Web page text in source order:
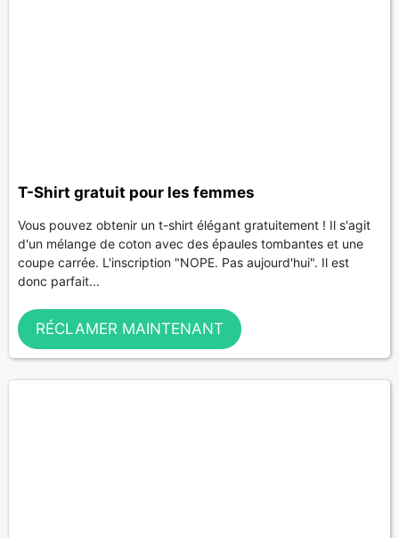
T-Shirt gratuit pour les femmes
Vous pouvez obtenir un t-shirt élégant gratuitement ! Il s'agit
d'un mélange de coton avec des épaules tombantes et une
coupe carrée. L'inscription "NOPE. Pas aujourd'hui". Il est
donc parfait...
RÉCLAMER MAINTENANT